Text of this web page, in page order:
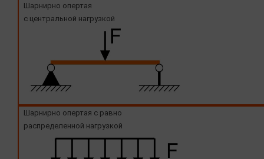
Шарнирно опертая
с центральной нагрузкой
Шарнирно опертая с равно
распределенной нагрузкой